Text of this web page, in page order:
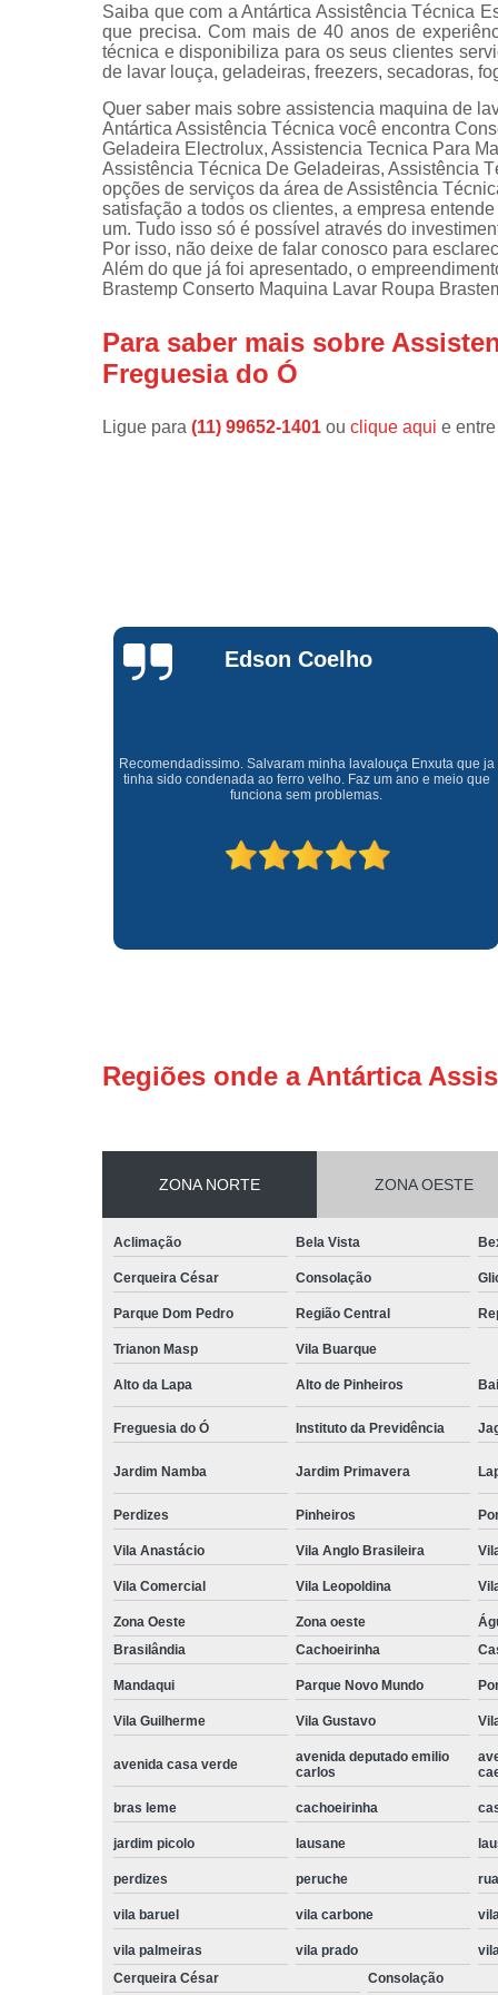
Instalações
lava e
de fogão
em freezer
Saiba que com a Antártica Assistência Técnica
que precisa. Com mais de 40 anos de
técnica e disponibiliza para os seus clientes
de lavar louça, geladeiras, freezers, secadoras,
Quer saber mais sobre assistencia maquina de
Antártica Assistência Técnica você encontra
Geladeira Electrolux, Assistencia Tecnica Para
Assistência Técnica De Geladeiras, Assistência
opções de serviços da área de Assistência
satisfação a todos os clientes, a empresa
um. Tudo isso só é possível através do
Por isso, não deixe de falar conosco para
Além do que já foi apresentado, o
Brastemp Conserto Maquina Lavar Roupa
Para saber mais sobre
Freguesia do Ó
Ligue para (11) 99652-1401 ou clique aqui e
Waldirene
Monteiro
Uma empresa á 41 anos no mercado que sempre valoriza o
cliente ótimo atendimento com garantia de todos o serviços.
Regiões onde a Antártica
ZONA NORTE ZONA OESTE
Aclimação Bela Vista
Cerqueira César Consolação
Parque Dom Pedro Região Central
Trianon Masp Vila Buarque
Alto da Lapa Alto de Pinheiros
Freguesia do Ó Instituto da Previdência
Jardim Namba Jardim Primavera
Perdizes Pinheiros
Vila Anastácio Vila Anglo Brasileira
Vila Comercial Vila Leopoldina
Zona Oeste Zona oeste
Brasilândia
Cachoeirinha
Mandaqui Parque Novo Mundo
Vila Guilherme Vila Gustavo
avenida casa verde
avenida deputado emilio
carlos
bras leme cachoeirinha
jardim picolo lausane
perdizes peruche
vila baruel vila carbone
vila palmeiras vila prado
Cerqueira César
Consolação